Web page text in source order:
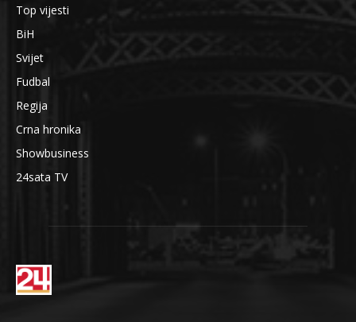
Top vijesti
BiH
Svijet
Fudbal
Regija
Crna hronika
Showbusiness
24sata TV